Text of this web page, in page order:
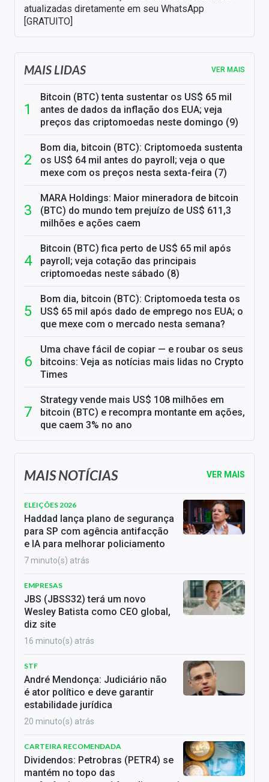
atualizadas diretamente em seu WhatsApp
[GRATUITO]
MAIS LIDAS VER MAIS
Bitcoin (BTC) tenta sustentar os US$ 65 mil
antes de dados da inflação dos EUA; veja
preços das criptomoedas neste domingo (9)
Bom dia, bitcoin (BTC): Criptomoeda sustenta
os US$ 64 mil antes do payroll; veja o que
mexe com os preços nesta sexta-feira (7)
MARA Holdings: Maior mineradora de bitcoin
(BTC) do mundo tem prejuízo de US$ 611,3
milhões e ações caem
Bitcoin (BTC) fica perto de US$ 65 mil após
payroll; veja cotação das principais
criptomoedas neste sábado (8)
Bom dia, bitcoin (BTC): Criptomoeda testa os
US$ 65 mil após dado de emprego nos EUA; o
que mexe com o mercado nesta semana?
Uma chave fácil de copiar — e roubar os seus
bitcoins: Veja as notícias mais lidas no Crypto
Times
Strategy vende mais US$ 108 milhões em
bitcoin (BTC) e recompra montante em ações,
que caem 3% no ano
MAIS NOTÍCIAS VER MAIS
ELEIÇÕES 2026
Haddad lança plano de segurança
para SP com agência antifacção
e IA para melhorar policiamento
7 minuto(s) atrás
EMPRESAS
JBS (JBSS32) terá um novo
Wesley Batista como CEO global,
diz site
16 minuto(s) atrás
STF
André Mendonça: Judiciário não
é ator político e deve garantir
estabilidade jurídica
20 minuto(s) atrás
CARTEIRA RECOMENDADA
Dividendos: Petrobras (PETR4) se
mantém no topo das